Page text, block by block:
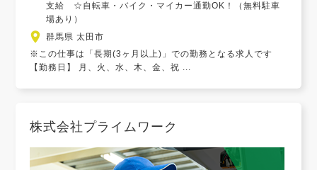
支給 ☆自転車・バイク・マイカー通勤OK！（無料駐車
場あり）
群馬県 太田市
※この仕事は「長期(3ヶ月以上)」での勤務となる求人です
【勤務日】 月、火、水、木、金、祝 ...
株式会社プライムワーク